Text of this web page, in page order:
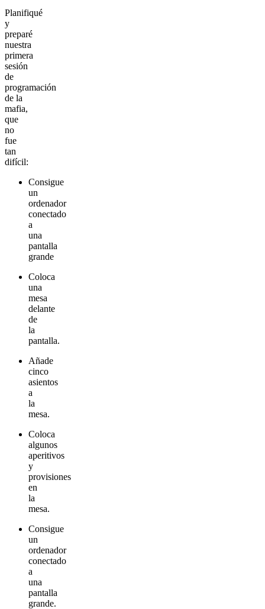
Planifiqué
y
preparé
nuestra
primera
sesión
de
programación
de la
mafia,
que
no
fue
tan
difícil:
Consigue
un
ordenador
conectado
a
una
pantalla
grande
Coloca
una
mesa
delante
de
la
pantalla.
Añade
cinco
asientos
a
la
mesa.
Coloca
algunos
aperitivos
y
provisiones
en
la
mesa.
Consigue
un
ordenador
conectado
a
una
pantalla
grande.